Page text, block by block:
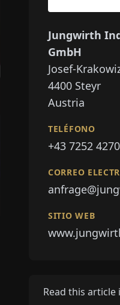
Jungwirth
GmbH
Josef-
4400 Steyr
Austria
TELÉFONO
+43 7252
CORREO
SITIO WEB
Read this article